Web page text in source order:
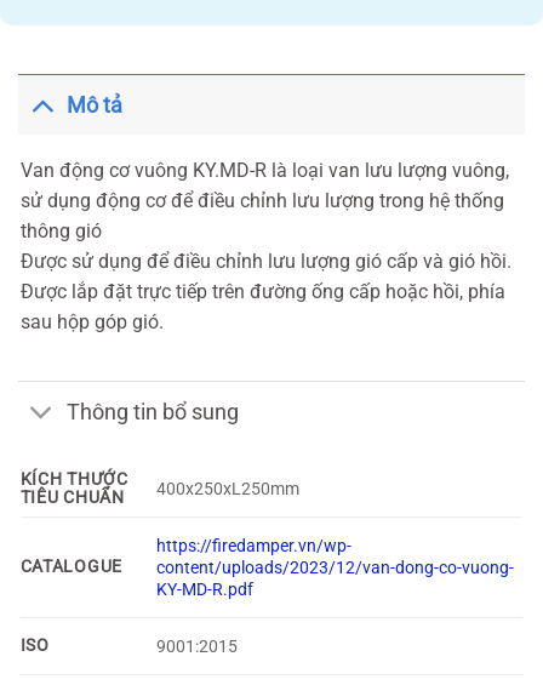
Mô tả
Van động cơ vuông KY.MD-R là loại van lưu lượng vuông,
sử dụng động cơ để điều chỉnh lưu lượng trong hệ thống
thông gió
Được sử dụng để điều chỉnh lưu lượng gió cấp và gió hồi.
Được lắp đặt trực tiếp trên đường ống cấp hoặc hồi, phía
sau hộp góp gió.
Thông tin bổ sung
KÍCH THƯỚC
TIÊU CHUẨN
400x250xL250mm
CATALOGUE
https://firedamper.vn/wp-
content/uploads/2023/12/van-dong-co-vuong-
KY-MD-R.pdf
ISO 9001:2015